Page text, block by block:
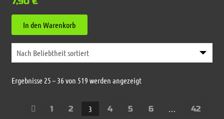
In den Warenkorb
Ergebnisse 25 – 36 von 519 werden angezeigtNach
1
2 3 4 5 6 …
42